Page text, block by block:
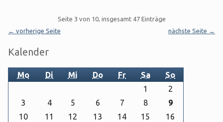
Seite 3 von 10, insgesamt 47 Einträge
← vorherige Seite
nächste Seite →
Seitenleiste
Kalender
Mo Di Mi Do Fr Sa So
1
2
3
4 5 6 7 8
9
10
11 12 13 14 15
16